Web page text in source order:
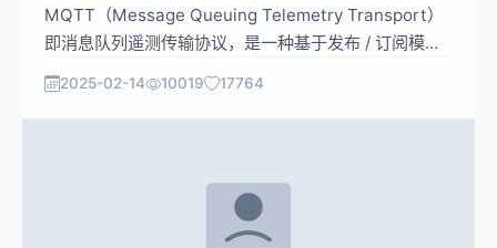
MQTT（Message Queuing Telemetry Transport）
即消息队列遥测传输协议，是一种基于发布 / 订阅模式
的轻量级消息传输协议，专为资源受限的设备和低带
宽、高延迟或不可靠的网络而设计，在物联网（IoT）、
2025-02-14 10019 17764